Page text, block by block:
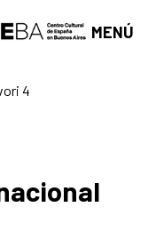
MENÚ
4